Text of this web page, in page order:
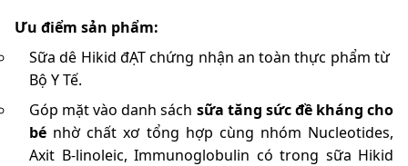
Ưu điểm sản phẩm:
Sữa dê Hikid đẠT chứng nhận an toàn thực phẩm từ
Bộ Y Tế.
Góp mặt vào danh sách sữa tăng sức đề kháng cho
bé nhờ chất xơ tổng hợp cùng nhóm Nucleotides,
Axit B-linoleic, Immunoglobulin có trong sữa Hikid